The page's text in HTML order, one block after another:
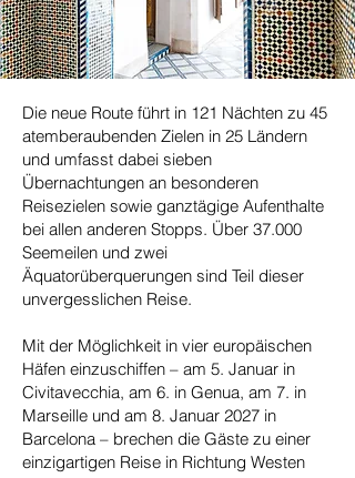
Die neue Route führt in 121 Nächten zu 45
atemberaubenden Zielen in 25 Ländern
und umfasst dabei sieben
Übernachtungen an besonderen
Reisezielen sowie ganztägige Aufenthalte
bei allen anderen Stopps. Über 37.000
Seemeilen und zwei
Äquatorüberquerungen sind Teil dieser
unvergesslichen Reise.
Mit der Möglichkeit in vier europäischen
Häfen einzuschiffen – am 5. Januar in
Civitavecchia, am 6. in Genua, am 7. in
Marseille und am 8. Januar 2027 in
Barcelona – brechen die Gäste zu einer
einzigartigen Reise in Richtung Westen